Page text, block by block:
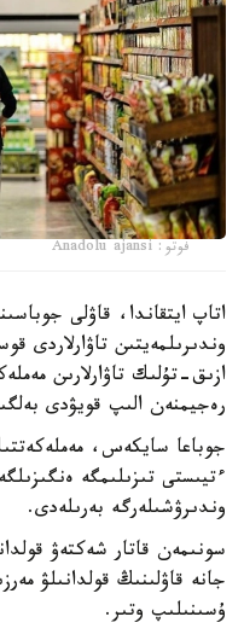
فوتو: Anadolu ajansi
اتاپ ايتقاندا، قاۋلى
وندىرىلمەيتىن تاۋارلاردى
ازىق-تۇلىك تاۋارلارىن
رەجيمنەن الىپ قويۋدى
جوباعا سايكەس،
ءتيىستى تىزىلىمگە
وندىرۋشىلەرگە بەرىلەدى.
سونىمەن قاتار شەكتەۋ
جانە قاۋلىنىڭ قولدانىلۋ
ۇسىنىلىپ وتىر.